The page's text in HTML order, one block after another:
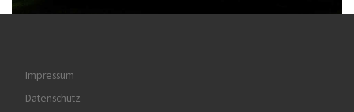
Impressum
Datenschutz